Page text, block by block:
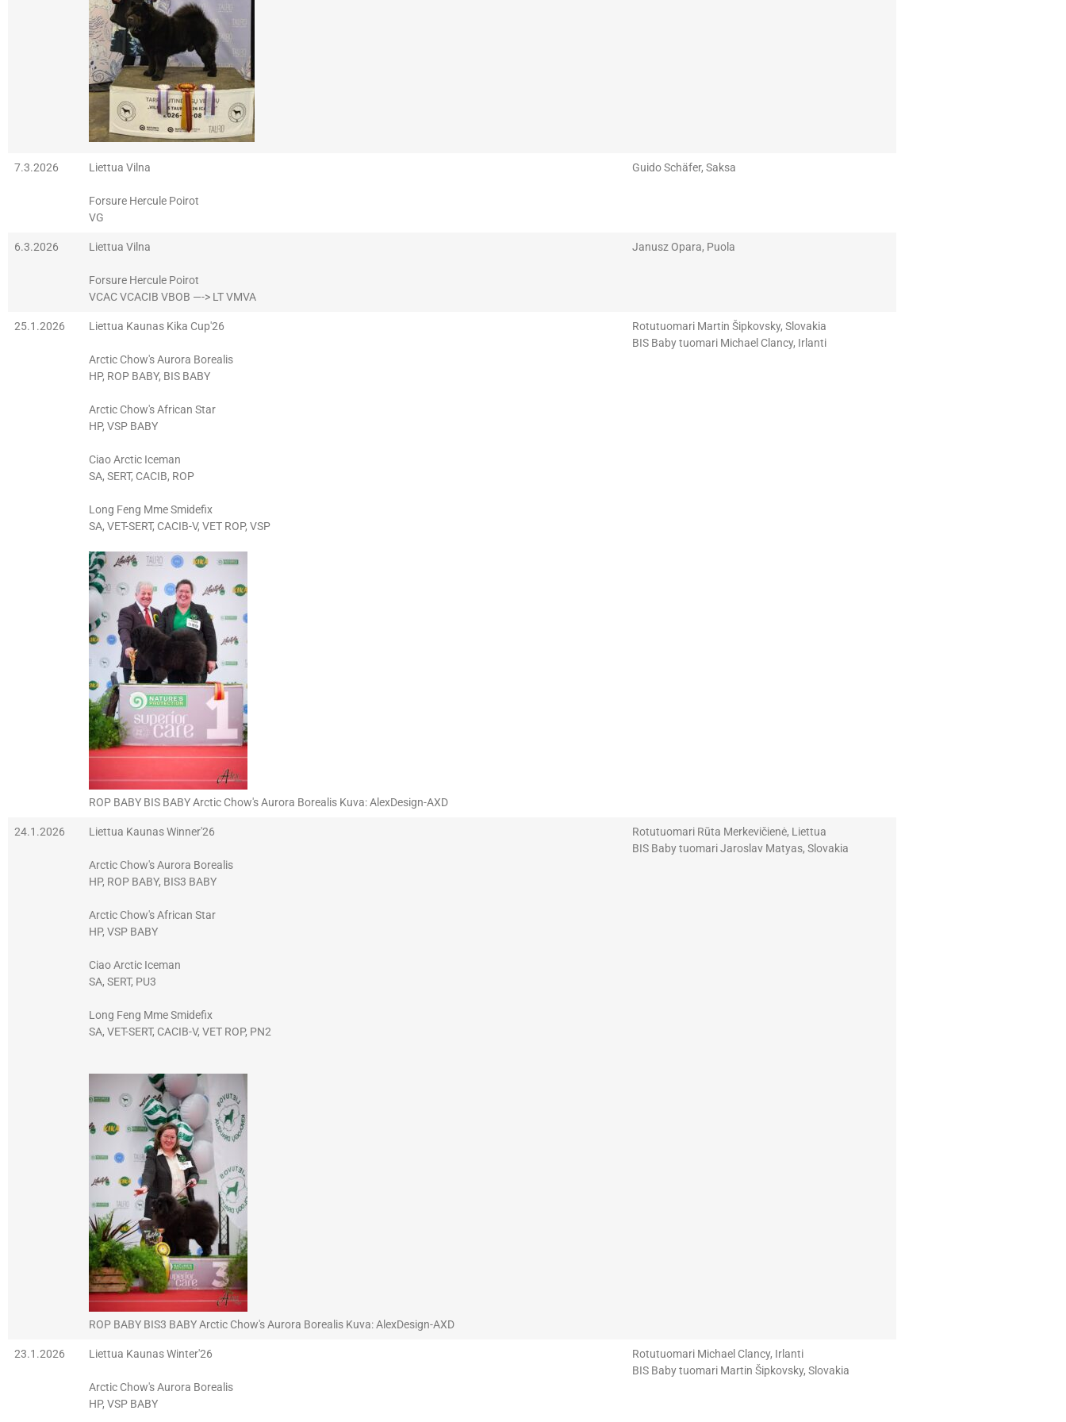
7.3.2026 Liettua Vilna
Forsure Hercule Poirot
VG
Guido Schäfer, Saksa
6.3.2026 Liettua Vilna
Forsure Hercule Poirot
VCAC VCACIB VBOB —-> LT VMVA
Janusz Opara, Puola
25.1.2026 Liettua Kaunas Kika Cup'26
Arctic Chow's Aurora Borealis
HP, ROP BABY, BIS BABY
Arctic Chow's African Star
HP, VSP BABY
Ciao Arctic Iceman
SA, SERT, CACIB, ROP
Long Feng Mme Smidefix
SA, VET-SERT, CACIB-V, VET ROP, VSP
ROP BABY BIS BABY Arctic Chow's Aurora Borealis Kuva: AlexDesign-AXD
Rotutuomari Martin Šipkovsky, Slovakia
BIS Baby tuomari Michael Clancy, Irlanti
24.1.2026 Liettua Kaunas Winner'26
Arctic Chow's Aurora Borealis
HP, ROP BABY, BIS3 BABY
Arctic Chow's African Star
HP, VSP BABY
Ciao Arctic Iceman
SA, SERT, PU3
Long Feng Mme Smidefix
SA, VET-SERT, CACIB-V, VET ROP, PN2
ROP BABY BIS3 BABY Arctic Chow's Aurora Borealis Kuva: AlexDesign-AXD
Rotutuomari Rūta Merkevičienė, Liettua
BIS Baby tuomari Jaroslav Matyas, Slovakia
23.1.2026 Liettua Kaunas Winter'26
Arctic Chow's Aurora Borealis
HP, VSP BABY
Rotutuomari Michael Clancy, Irlanti
BIS Baby tuomari Martin Šipkovsky, Slovakia